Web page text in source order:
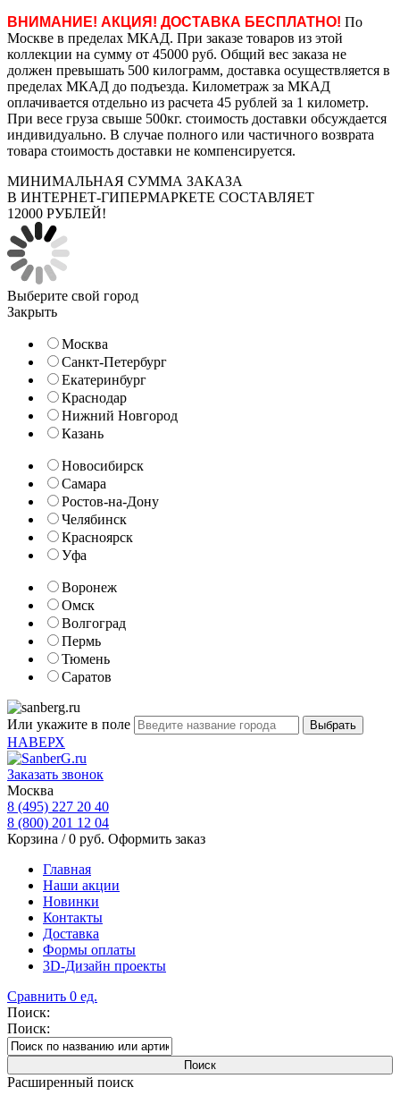
ВНИМАНИЕ! АКЦИЯ! ДОСТАВКА БЕСПЛАТНО! По
Москве в пределах МКАД. При заказе товаров из этой
коллекции на сумму от 45000 руб. Общий вес заказа не
должен превышать 500 килограмм, доставка осуществляется в
пределах МКАД до подъезда. Километраж за МКАД
оплачивается отдельно из расчета 45 рублей за 1 километр.
При весе груза свыше 500кг. стоимость доставки обсуждается
индивидуально. В случае полного или частичного возврата
товара стоимость доставки не компенсируется.
МИНИМАЛЬНАЯ СУММА ЗАКАЗА
В ИНТЕРНЕТ-ГИПЕРМАРКЕТЕ СОСТАВЛЯЕТ
12000 РУБЛЕЙ!
Выберите свой город
Закрыть
Москва
Санкт-Петербург
Екатеринбург
Краснодар
Нижний Новгород
Казань
Новосибирск
Самара
Ростов-на-Дону
Челябинск
Красноярск
Уфа
Воронеж
Омск
Волгоград
Пермь
Тюмень
Саратов
Или укажите в поле
НАВЕРХ
Заказать звонок
Москва
8 (495) 227 20 40
8 (800) 201 12 04
Корзина /0 руб. Оформить заказ
Главная
Наши акции
Новинки
Контакты
Доставка
Формы оплаты
3D-Дизайн проекты
Сравнить 0 ед.
Поиск:
Поиск:
Расширенный поиск